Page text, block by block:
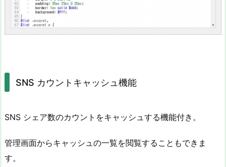
SNS カウントキャッシュ機能
SNS シェア数のカウントをキャッシュする機能付き。
管理画面からキャッシュの一覧を閲覧することもできま
す。